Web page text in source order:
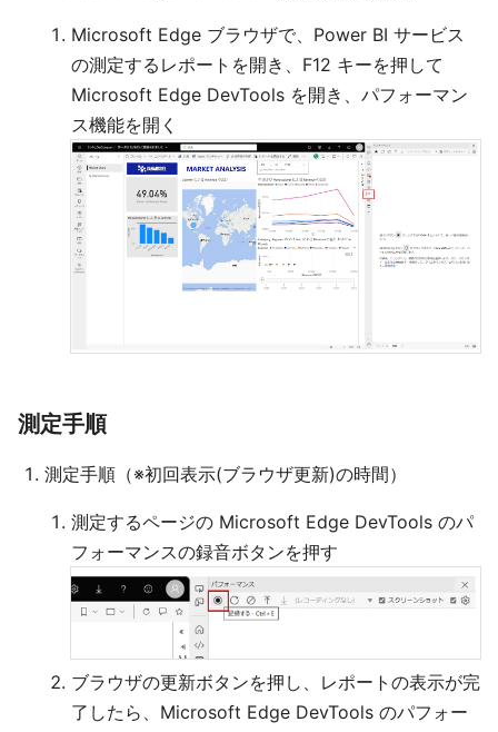
Microsoft Edge ブラウザで、Power BI サービス
の測定するレポートを開き、F12 キーを押して
Microsoft Edge DevTools を開き、パフォーマン
ス機能を開く
測定手順
測定手順（※初回表示(ブラウザ更新)の時間）
測定するページの Microsoft Edge DevTools のパ
フォーマンスの録音ボタンを押す
ブラウザの更新ボタンを押し、レポートの表示が完
了したら、Microsoft Edge DevTools のパフォー